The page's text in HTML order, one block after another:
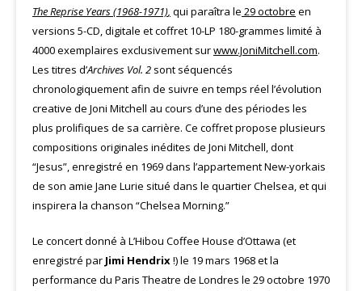
The Reprise Years (1968-1971), qui paraîtra le 29 octobre en
versions 5-CD, digitale et coffret 10-LP 180-grammes limité à
4000 exemplaires exclusivement surwww.JoniMitchell.com.
Les titres d’Archives Vol. 2 sont séquencés
chronologiquement afin de suivre en temps réel l’évolution
creative de Joni Mitchell au cours d’une des périodes les
plus prolifiques de sa carrière. Ce coffret propose plusieurs
compositions originales inédites de Joni Mitchell, dont
“Jesus”, enregistré en 1969 dans l’appartement New-yorkais
de son amie Jane Lurie situé dans le quartier Chelsea, et qui
inspirera la chanson “Chelsea Morning.”
Le concert donné à L’Hibou Coffee House d’Ottawa (et
enregistré par Jimi Hendrix!) le 19 mars 1968 et la
performance du Paris Theatre de Londres le 29 octobre 1970